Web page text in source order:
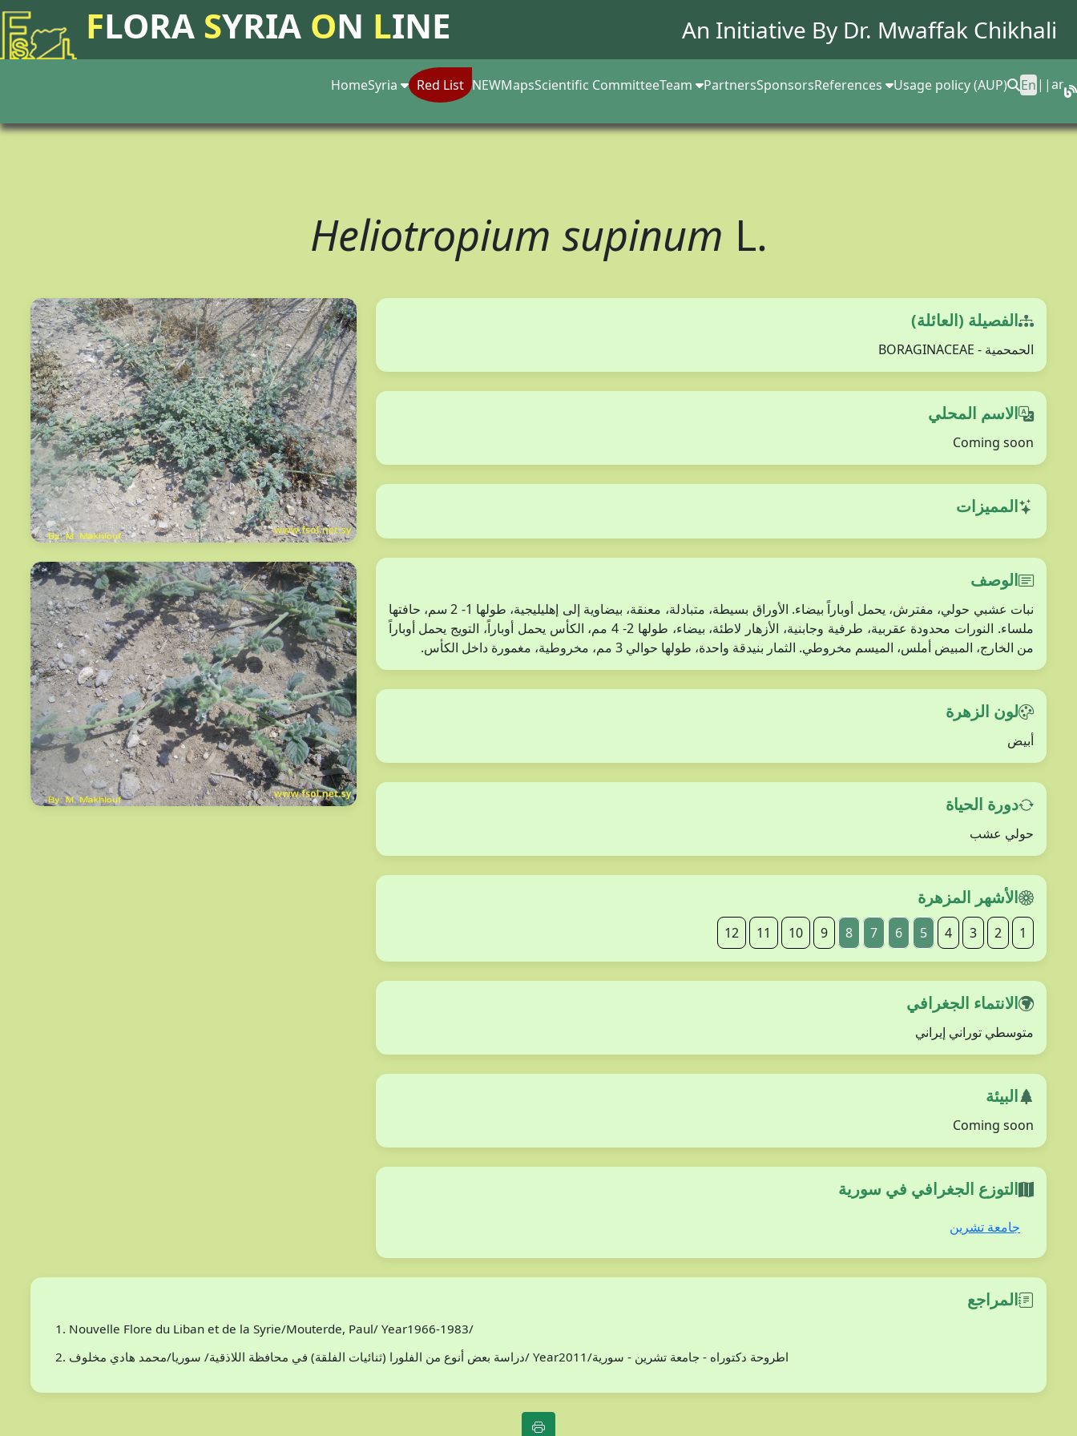
FLORA SYRIA ON LINE An Initiative By Dr. Mwaffak Chikhali
HomeSyria Red List NEWMapsScientific CommitteeTeam PartnersSponsorsReferences Usage policy (AUP) En ||ar
Heliotropium supinum L.
الفصيلة (العائلة)
الحمحمية - BORAGINACEAE
الاسم المحلي
Coming soon
المميزات
الوصف
نبات عشبي حولي، مفترش، يحمل أوباراً بيضاء. الأوراق بسيطة، متبادلة، معنقة، بيضاوية إلى إهليليجية، طولها 1- 2 سم، حافتها
ملساء. النورات محدودة عقربية، طرفية وجابنية، الأزهار لاطئة، بيضاء، طولها 2- 4 مم، الكأس يحمل أوباراً، التويج يحمل أوباراً
من الخارج، المبيض أملس، الميسم مخروطي. الثمار بنيدقة واحدة، طولها حوالي 3 مم، مخروطية، مغمورة داخل الكأس.
لون الزهرة
أبيض
دورة الحياة
حولي عشب
الأشهر المزهرة
1
2
3
4
5
6
7
8
9
10
11
12
الانتماء الجغرافي
متوسطي توراني إيراني
البيئة
Coming soon
التوزع الجغرافي في سورية
جامعة تشرين
المراجع
Nouvelle Flore du Liban et de la Syrie/Mouterde, Paul/ Year1966-1983/
دراسة بعض أنوع من الفلورا (ثنائيات الفلقة) في محافظة اللاذقية/ سوريا/محمد هادي مخلوف/ Year2011/اطروحة دكتوراه - جامعة تشرين - سورية